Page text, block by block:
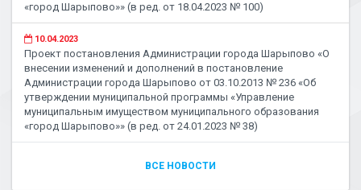
«город Шарыпово»» (в ред. от 18.04.2023 № 100)
10.04.2023
Проект постановления Администрации города Шарыпово «О
внесении изменений и дополнений в постановление
Администрации города Шарыпово от 03.10.2013 № 236 «Об
утверждении муниципальной программы «Управление
муниципальным имуществом муниципального образования
«город Шарыпово»» (в ред. от 24.01.2023 № 38)
ВСЕ НОВОСТИ